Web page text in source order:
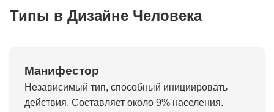
Типы в Дизайне Человека
Манифестор
Независимый тип, способный инициировать
действия. Составляет около 9% населения.